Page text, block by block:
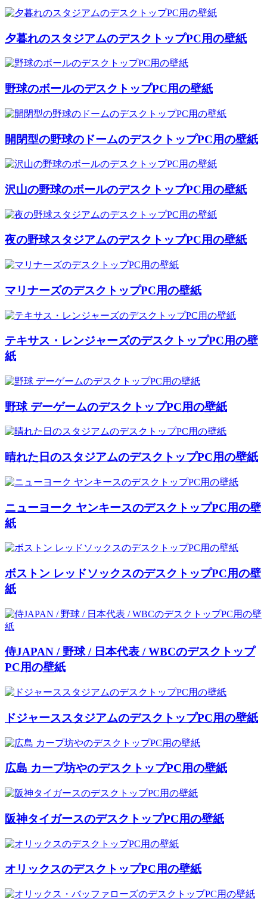
夕暮れのスタジアムのデスクトップPC用の壁紙
野球のボールのデスクトップPC用の壁紙
開閉型の野球のドームのデスクトップPC用の壁紙
沢山の野球のボールのデスクトップPC用の壁紙
夜の野球スタジアムのデスクトップPC用の壁紙
マリナーズのデスクトップPC用の壁紙
テキサス・レンジャーズのデスクトップPC用の壁
紙
野球 デーゲームのデスクトップPC用の壁紙
晴れた日のスタジアムのデスクトップPC用の壁紙
ニューヨーク ヤンキースのデスクトップPC用の壁
紙
ボストン レッドソックスのデスクトップPC用の壁
紙
侍JAPAN / 野球 / 日本代表 / WBCのデスクトップ
PC用の壁紙
ドジャーススタジアムのデスクトップPC用の壁紙
広島 カープ坊やのデスクトップPC用の壁紙
阪神タイガースのデスクトップPC用の壁紙
オリックスのデスクトップPC用の壁紙